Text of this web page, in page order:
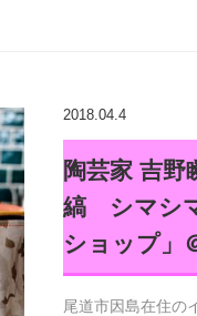
2018.04.4
陶芸家 吉野
縞 シマシ
ショップ」
尾道市因島在住の